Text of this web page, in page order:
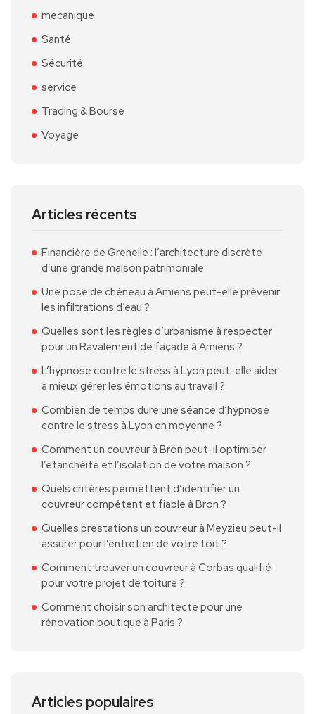
mecanique
Santé
Sécurité
service
Trading & Bourse
Voyage
Articles récents
Financière de Grenelle : l’architecture discrète
d’une grande maison patrimoniale
Une pose de chéneau à Amiens peut-elle prévenir
les infiltrations d’eau ?
Quelles sont les règles d’urbanisme à respecter
pour un Ravalement de façade à Amiens ?
L’hypnose contre le stress à Lyon peut-elle aider
à mieux gérer les émotions au travail ?
Combien de temps dure une séance d’hypnose
contre le stress à Lyon en moyenne ?
Comment un couvreur à Bron peut-il optimiser
l’étanchéité et l’isolation de votre maison ?
Quels critères permettent d’identifier un
couvreur compétent et fiable à Bron ?
Quelles prestations un couvreur à Meyzieu peut-il
assurer pour l’entretien de votre toit ?
Comment trouver un couvreur à Corbas qualifié
pour votre projet de toiture ?
Comment choisir son architecte pour une
rénovation boutique à Paris ?
Articles populaires